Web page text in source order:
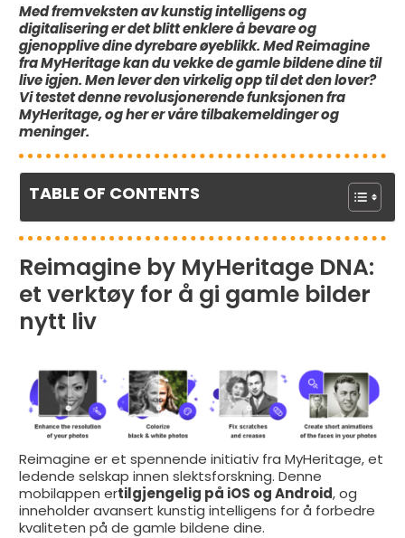
Med fremveksten av kunstig intelligens og
digitalisering er det blitt enklere å bevare og
gjenopplive dine dyrebare øyeblikk.Med Reimagine
fra MyHeritage kan du vekke de gamle bildene dine til
live igjen.Men lever den virkelig opp til det den lover?
Vi testet denne revolusjonerende funksjonen fra
MyHeritage, og her er våre tilbakemeldinger og
meninger.
TABLE OF CONTENTS
Reimagine by MyHeritage DNA:
et verktøy for å gi gamle bilder
nytt liv
Reimagine er et spennende initiativ fra MyHeritage, et
ledende selskap innen slektsforskning. Denne
mobilappen ertilgjengelig på iOS og Android, og
inneholder avansert kunstig intelligens for å forbedre
kvaliteten på de gamle bildene dine.